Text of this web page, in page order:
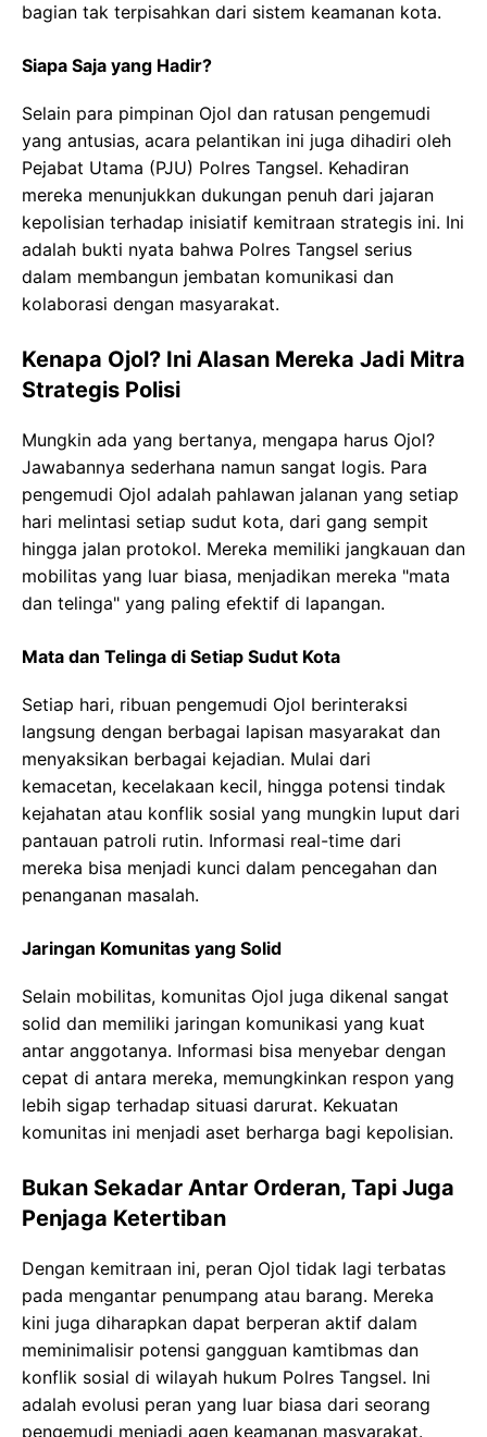
bagian tak terpisahkan dari sistem keamanan kota.
Siapa Saja yang Hadir?
Selain para pimpinan Ojol dan ratusan pengemudi
yang antusias, acara pelantikan ini juga dihadiri oleh
Pejabat Utama (PJU) Polres Tangsel. Kehadiran
mereka menunjukkan dukungan penuh dari jajaran
kepolisian terhadap inisiatif kemitraan strategis ini. Ini
adalah bukti nyata bahwa Polres Tangsel serius
dalam membangun jembatan komunikasi dan
kolaborasi dengan masyarakat.
Kenapa Ojol? Ini Alasan Mereka Jadi Mitra
Strategis Polisi
Mungkin ada yang bertanya, mengapa harus Ojol?
Jawabannya sederhana namun sangat logis. Para
pengemudi Ojol adalah pahlawan jalanan yang setiap
hari melintasi setiap sudut kota, dari gang sempit
hingga jalan protokol. Mereka memiliki jangkauan dan
mobilitas yang luar biasa, menjadikan mereka "mata
dan telinga" yang paling efektif di lapangan.
Mata dan Telinga di Setiap Sudut Kota
Setiap hari, ribuan pengemudi Ojol berinteraksi
langsung dengan berbagai lapisan masyarakat dan
menyaksikan berbagai kejadian. Mulai dari
kemacetan, kecelakaan kecil, hingga potensi tindak
kejahatan atau konflik sosial yang mungkin luput dari
pantauan patroli rutin. Informasi real-time dari
mereka bisa menjadi kunci dalam pencegahan dan
penanganan masalah.
Jaringan Komunitas yang Solid
Selain mobilitas, komunitas Ojol juga dikenal sangat
solid dan memiliki jaringan komunikasi yang kuat
antar anggotanya. Informasi bisa menyebar dengan
cepat di antara mereka, memungkinkan respon yang
lebih sigap terhadap situasi darurat. Kekuatan
komunitas ini menjadi aset berharga bagi kepolisian.
Bukan Sekadar Antar Orderan, Tapi Juga
Penjaga Ketertiban
Dengan kemitraan ini, peran Ojol tidak lagi terbatas
pada mengantar penumpang atau barang. Mereka
kini juga diharapkan dapat berperan aktif dalam
meminimalisir potensi gangguan kamtibmas dan
konflik sosial di wilayah hukum Polres Tangsel. Ini
adalah evolusi peran yang luar biasa dari seorang
pengemudi menjadi agen keamanan masyarakat.